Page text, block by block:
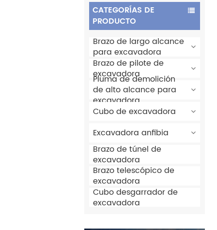
CATEGORÍAS DE
PRODUCTO
Brazo de largo alcance
para excavadora
Brazo de pilote de
excavadora
Pluma de demolición
de alto alcance para
excavadora
Cubo de excavadora
Excavadora anfibia
Brazo de túnel de
excavadora
Brazo telescópico de
excavadora
Cubo desgarrador de
excavadora